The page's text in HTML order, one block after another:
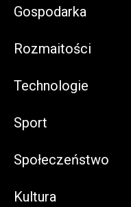
Gospodarka
Rozmaitości
Technologie
Sport
Społeczeństwo
Kultura